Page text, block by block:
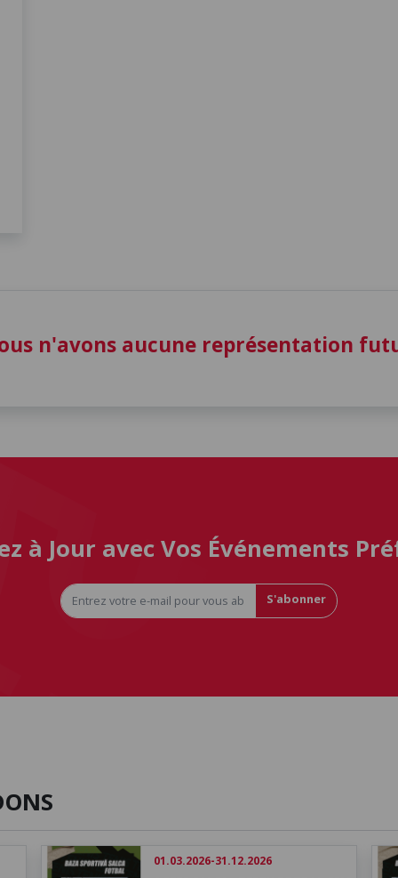
n'avons aucune représentation
à Jour avec Vos Événements
S'abonner
01.03.2026-31.12.2026